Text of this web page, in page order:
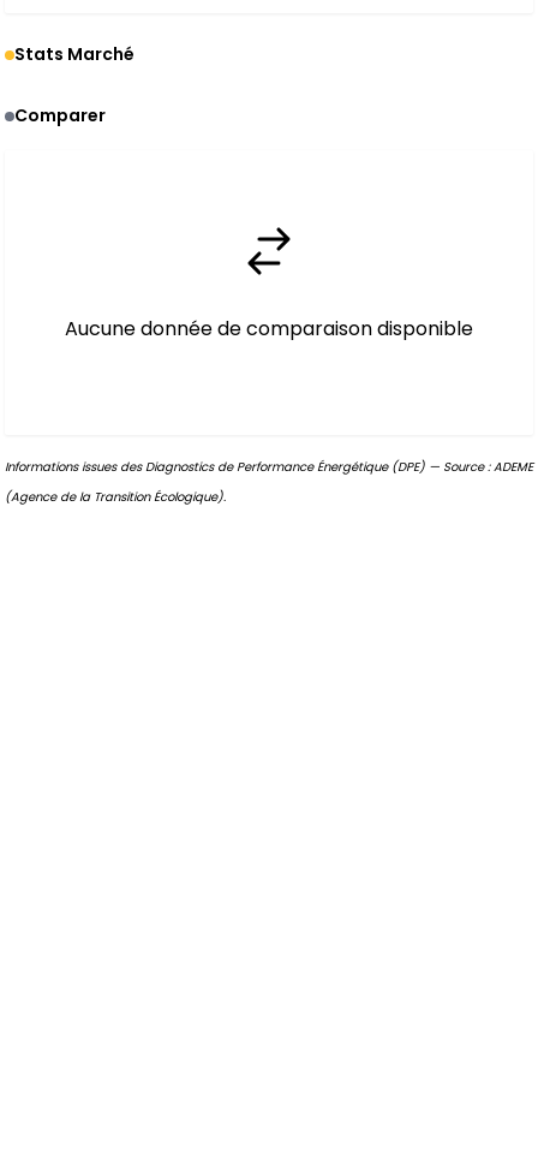
Stats Marché
Comparer
Aucune donnée de comparaison disponible
Informations issues des Diagnostics de Performance Énergétique (DPE) — Source : ADEME
(Agence de la Transition Écologique).